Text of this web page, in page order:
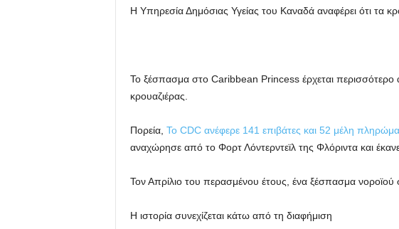
Η Υπηρεσία Δημόσιας Υγείας του Καναδά αναφέρει ότι τα
Το ξέσπασμα στο Caribbean Princess έρχεται
κρουαζιέρας.
Πορεία, Το CDC ανέφερε 141 επιβάτες και 52 μέλη
αναχώρησε από το Φορτ Λόντερντεϊλ της Φλόριντα και
Τον Απρίλιο του περασμένου έτους, ένα ξέσπασμα
Η ιστορία συνεχίζεται κάτω από τη διαφήμιση